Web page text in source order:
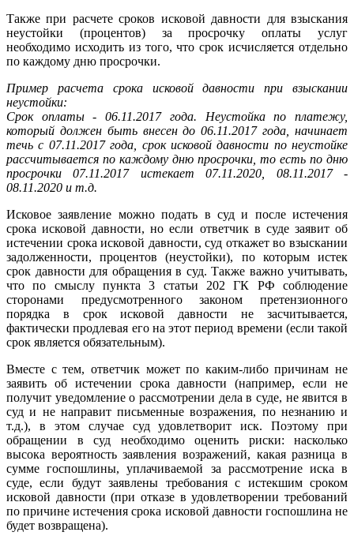
Также при расчете сроков исковой давности для взыскания
неустойки (процентов) за просрочку оплаты услуг
необходимо исходить из того, что срок исчисляется отдельно
по каждому дню просрочки.
Пример расчета срока исковой давности при взыскании
неустойки:
Срок оплаты - 06.11.2017 года. Неустойка по платежу,
который должен быть внесен до 06.11.2017 года, начинает
течь с 07.11.2017 года, срок исковой давности по неустойке
рассчитывается по каждому дню просрочки, то есть по дню
просрочки 07.11.2017 истекает 07.11.2020, 08.11.2017 -
08.11.2020 и т.д.
Исковое заявление можно подать в суд и после истечения
срока исковой давности, но если ответчик в суде заявит об
истечении срока исковой давности, суд откажет во взыскании
задолженности, процентов (неустойки), по которым истек
срок давности для обращения в суд. Также важно учитывать,
что по смыслу пункта 3 статьи 202 ГК РФ соблюдение
сторонами предусмотренного законом претензионного
порядка в срок исковой давности не засчитывается,
фактически продлевая его на этот период времени (если такой
срок является обязательным).
Вместе с тем, ответчик может по каким-либо причинам не
заявить об истечении срока давности (например, если не
получит уведомление о рассмотрении дела в суде, не явится в
суд и не направит письменные возражения, по незнанию и
т.д.), в этом случае суд удовлетворит иск. Поэтому при
обращении в суд необходимо оценить риски: насколько
высока вероятность заявления возражений, какая разница в
сумме госпошлины, уплачиваемой за рассмотрение иска в
суде, если будут заявлены требования с истекшим сроком
исковой давности (при отказе в удовлетворении требований
по причине истечения срока исковой давности госпошлина не
будет возвращена).